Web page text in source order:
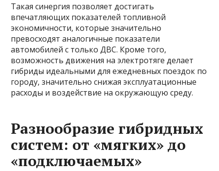
Такая синергия позволяет достигать
впечатляющих показателей топливной
экономичности, которые значительно
превосходят аналогичные показатели
автомобилей с только ДВС. Кроме того,
возможность движения на электротяге делает
гибриды идеальными для ежедневных поездок по
городу, значительно снижая эксплуатационные
расходы и воздействие на окружающую среду.
Разнообразие гибридных
систем: от «мягких» до
«подключаемых»